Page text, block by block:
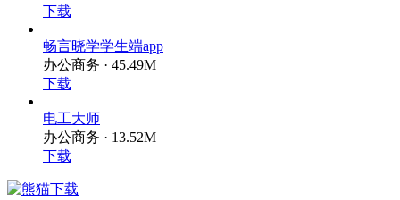
下载
畅言晓学学生端app
办公商务 · 45.49M
下载
电工大师
办公商务 · 13.52M
下载